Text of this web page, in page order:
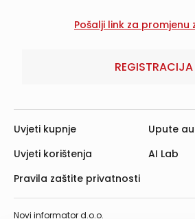
REGISTRACIJA
Novi informator d.o.o.
Uvjeti kupnje
Uvjeti korištenja
Pravila zaštite privatnosti
Upute
AI Lab